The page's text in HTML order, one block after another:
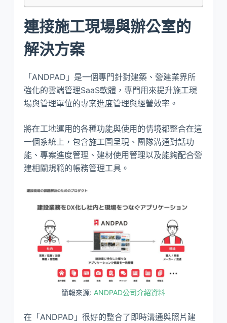
連接施工現場與辦公室的
解決方案
「ANDPAD」是一個專門針對建築、營建業界所
強化的雲端管理SaaS軟體，專門用來提升施工現
場與管理單位的專案進度管理與經營效率。
將在工地運用的各種功能與使用的情境都整合在這
一個系統上，包含施工圖呈現、團隊溝通對話功
能、專案進度管理、建材使用管理以及能夠配合營
建相關規範的帳務管理工具。
簡報來源: ANDPAD公司介紹資料
在「ANDPAD」很好的整合了即時溝通與照片建